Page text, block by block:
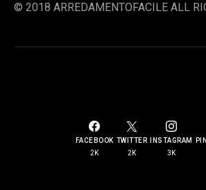
© 2018 ARREDAMENTOFACILE ALL
FACEBOOK
2K
TWITTER
2K
INSTAGRAM
3K